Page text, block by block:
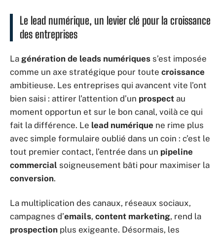
Le lead numérique, un levier clé pour la croissance
des entreprises
La génération de leads numériques s’est imposée
comme un axe stratégique pour toute croissance
ambitieuse. Les entreprises qui avancent vite l’ont
bien saisi : attirer l’attention d’un prospect au
moment opportun et sur le bon canal, voilà ce qui
fait la différence. Le lead numérique ne rime plus
avec simple formulaire oublié dans un coin : c’est le
tout premier contact, l’entrée dans un pipeline
commercial soigneusement bâti pour maximiser la
conversion.
La multiplication des canaux, réseaux sociaux,
campagnes d’emails, content marketing, rend la
prospection plus exigeante. Désormais, les